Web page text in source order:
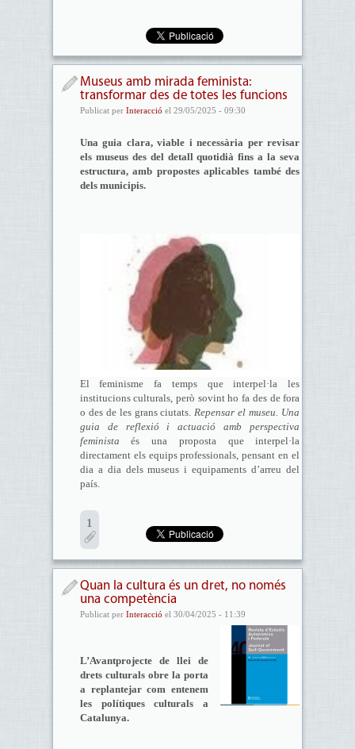
Museus amb mirada feminista:
transformar des de totes les funcions
Publicat per Interacció el 29/05/2025 - 09:30
Una guia clara, viable i necessària per revisar
els museus des del detall quotidià fins a la seva
estructura, amb propostes aplicables també des
dels municipis.
El feminisme fa temps que interpel·la les
institucions culturals, però sovint ho fa des de fora
o des de les grans ciutats.Repensar el museu. Una
guia de reflexió i actuació amb perspectiva
feminista és una proposta que interpel·la
directament els equips professionals, pensant en el
dia a dia dels museus i equipaments d’arreu del
país.
1
Quan la cultura és un dret, no només
una competència
Publicat per Interacció el 30/04/2025 - 11:39
L’Avantprojecte de llei de
drets culturals obre la porta
a replantejar com entenem
les polítiques culturals a
Catalunya.